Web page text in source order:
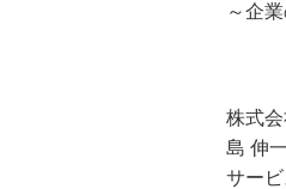
サステナブル
支払管理業務
～企
株式
島 伸
サー